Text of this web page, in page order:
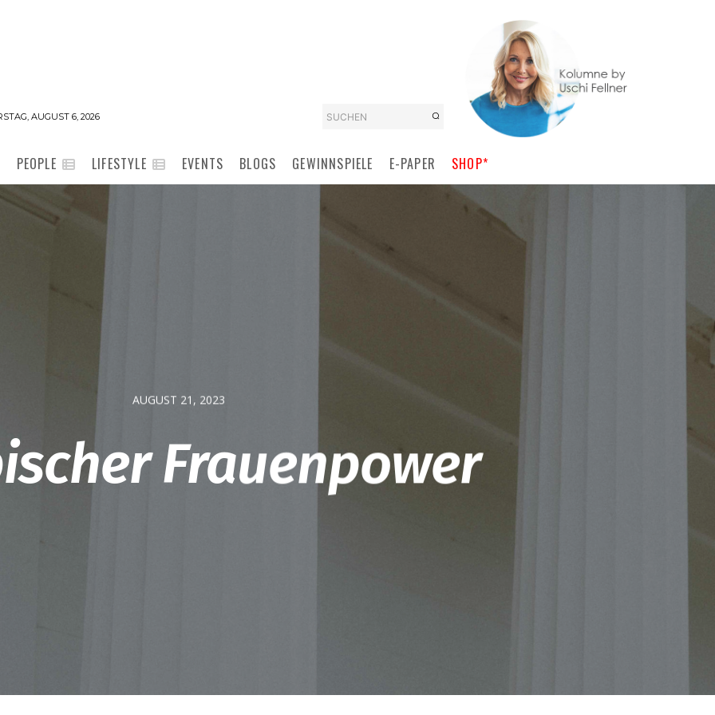
AUGUST 6, 2026 SUCHEN
PEOPLE LIFESTYLE EVENTS BLOGS GEWINNSPIELE E-PAPER SHOP*
AUGUST 21, 2023
Frauenpower